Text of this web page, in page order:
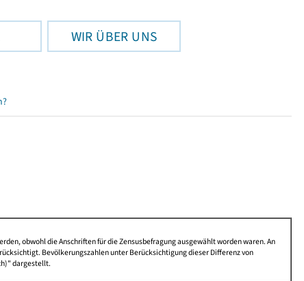
WIR ÜBER UNS
obwohl die Anschriften für die Zensusbefragung ausgewählt worden waren. An
Bevölkerungszahlen unter Berücksichtigung dieser Differenz von
dargestellt.